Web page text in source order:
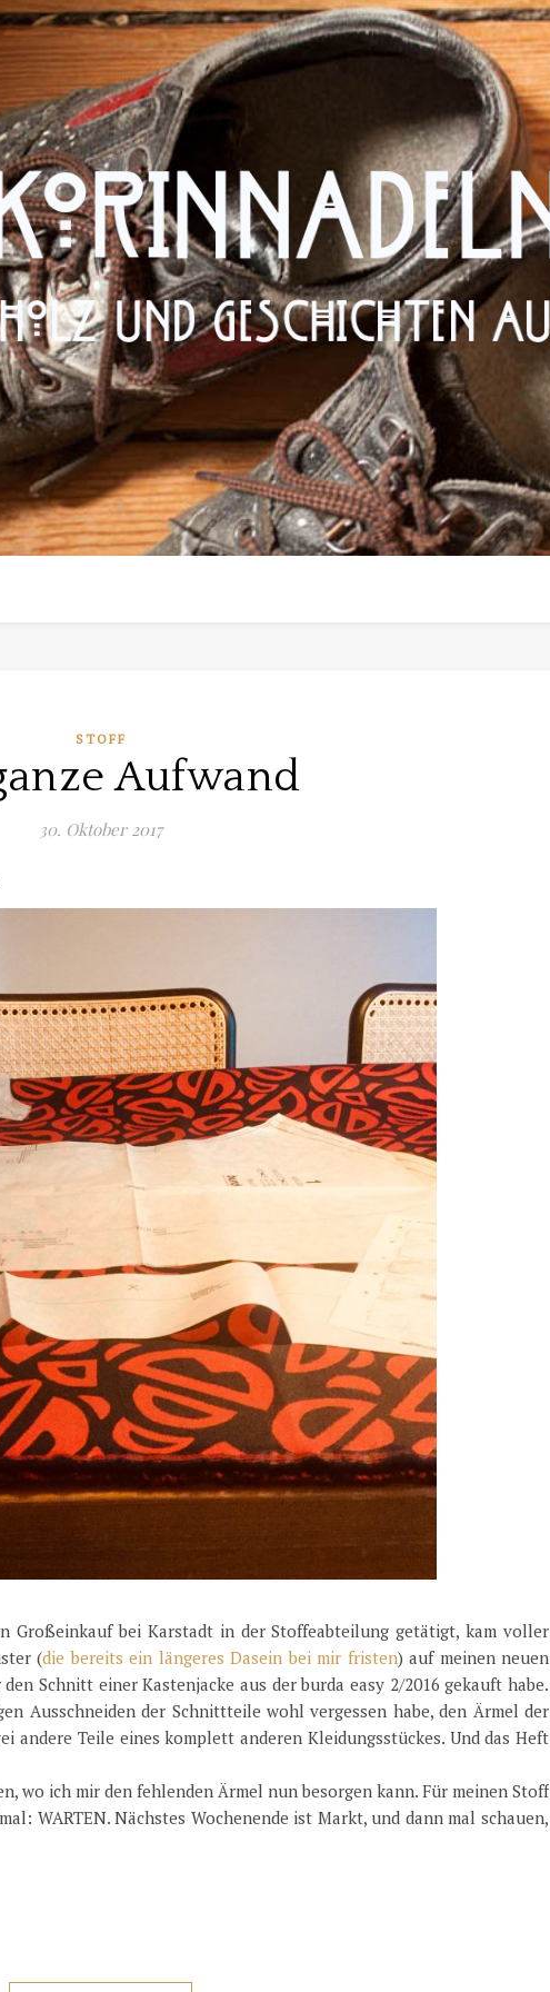
STOFF
Aufwand
30. Oktober 2017
Großeinkauf bei Karstadt in der Stoffeabteilung getätigt, kam voller
(die bereits ein längeres Dasein bei mir fristen) auf meinen neuen
Schnitt einer Kastenjacke aus der burda easy 2/2016 gekauft habe.
Ausschneiden der Schnittteile wohl vergessen habe, den Ärmel der
andere Teile eines komplett anderen Kleidungsstückes. Und das Heft
wo ich mir den fehlenden Ärmel nun besorgen kann. Für meinen Stoff
WARTEN. Nächstes Wochenende ist Markt, und dann mal schauen,